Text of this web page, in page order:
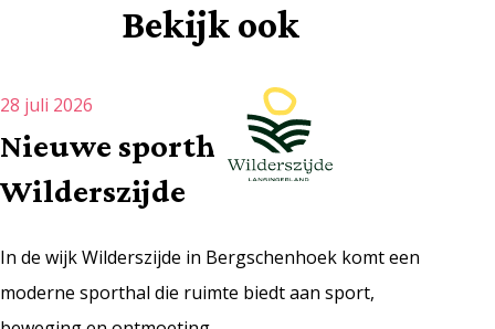
Bekijk ook
Nieuwe sporthal
Wilderszijde
28 juli 2026
In de wijk Wilderszijde in Bergschenhoek komt een
moderne sporthal die ruimte biedt aan sport,